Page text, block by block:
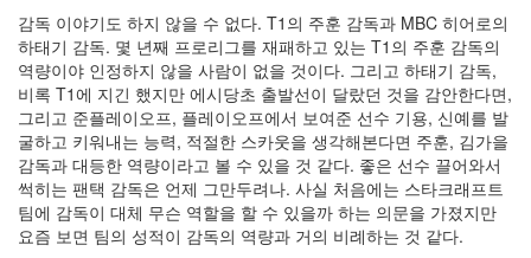
감독 이야기도 하지 않을 수 없다. T1의 주훈 감독과 MBC 히어로의
하태기 감독. 몇 년째 프로리그를 재패하고 있는 T1의 주훈 감독의
역량이야 인정하지 않을 사람이 없을 것이다. 그리고 하태기 감독,
비록 T1에 지긴 했지만 에시당초 출발선이 달랐던 것을 감안한다면,
그리고 준플레이오프, 플레이오프에서 보여준 선수 기용, 신예를 발
굴하고 키워내는 능력, 적절한 스카웃을 생각해본다면 주훈, 김가을
감독과 대등한 역량이라고 볼 수 있을 것 같다. 좋은 선수 끌어와서
썩히는 팬택 감독은 언제 그만두려나. 사실 처음에는 스타크래프트
팀에 감독이 대체 무슨 역할을 할 수 있을까 하는 의문을 가졌지만
요즘 보면 팀의 성적이 감독의 역량과 거의 비례하는 것 같다.